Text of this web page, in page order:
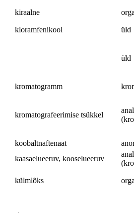
kiraalne
kloramfenikool üld
üld
kromatogramm
kromatografeerimise tsükkel
koobaltnaftenaat
kaasaelueeruv, kooselueeruv
külmlõks